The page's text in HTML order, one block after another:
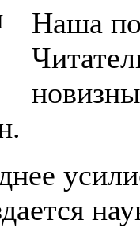
Наша